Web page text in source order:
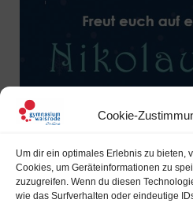
Cookie-
Um dir ein optimales Erlebnis zu bieten,
Cookies, um Geräteinformationen zu
zuzugreifen. Wenn du diesen
wie das Surfverhalten oder eindeutige
Herzlichen Dank
Nikolausbasar!
Liebe Kolleginnen und